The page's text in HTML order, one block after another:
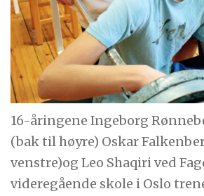
Kilde: Olympiatoppen
16-åringene Ingeborg
(bak til høyre) Oskar
venstre)og Leo Shaqiri ved
videregående skole i Oslo